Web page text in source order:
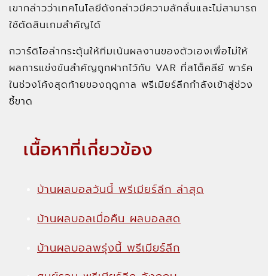
เขากล่าวว่าเทคโนโลยีดังกล่าวมีความลักลั่นและไม่สามารถ
ใช้ตัดสินเกมสำคัญได้
กวาร์ดิโอล่ากระตุ้นให้ทีมเน้นผลงานของตัวเองเพื่อไม่ให้
ผลการแข่งขันสำคัญถูกฝากไว้กับ VAR ที่สโต็คลีย์ พาร์ค
ในช่วงโค้งสุดท้ายของฤดูกาล พรีเมียร์ลีกกำลังเข้าสู่ช่วง
ชี้ขาด
เนื้อหาที่เกี่ยวข้อง
บ้านผลบอลวันนี้ พรีเมียร์ลีก ล่าสุด
บ้านผลบอลเมื่อคืน ผลบอลสด
บ้านผลบอลพรุ่งนี้ พรีเมียร์ลีก